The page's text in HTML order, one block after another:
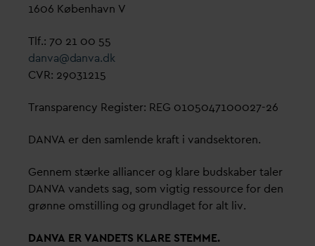
1606 København V
Tlf.: 70 21 00 55
danva@danva.dk
CVR: 29031215
Transparency Register: REG 0105047100027-26
DANVA er den samlende kraft i vandsektoren.
Gennem stærke alliancer og klare budskaber taler
DANVA vandets sag, som vigtig ressource for den
grønne omstilling og grundlaget for alt liv.
DANVA ERVANDETS KLARE STEMME.